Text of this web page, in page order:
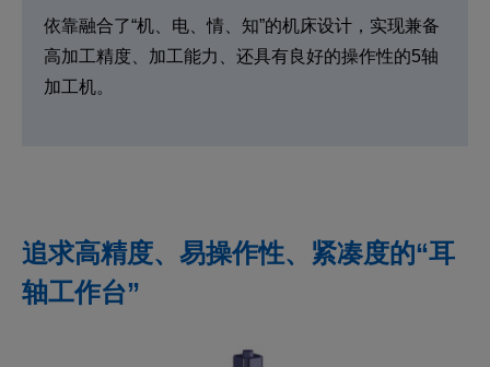
依靠融合了“机、电、情、知”的机床设计，实现兼备
高加工精度、加工能力、还具有良好的操作性的5轴
加工机。
追求高精度、易操作性、紧凑度的“耳
轴工作台”